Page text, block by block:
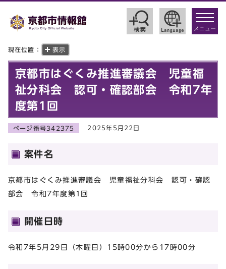
toggle
メニュー
現在位置： 表示
京都市はぐくみ推進審議会 児童福
祉分科会 認可・確認部会 令和7年
度第1回
ページ番号342375 2025年5月22日
案件名
京都市はぐくみ推進審議会 児童福祉分科会 認可・確認
部会 令和7年度第1回
開催日時
令和7年5月29日（木曜日）15時00分から17時00分